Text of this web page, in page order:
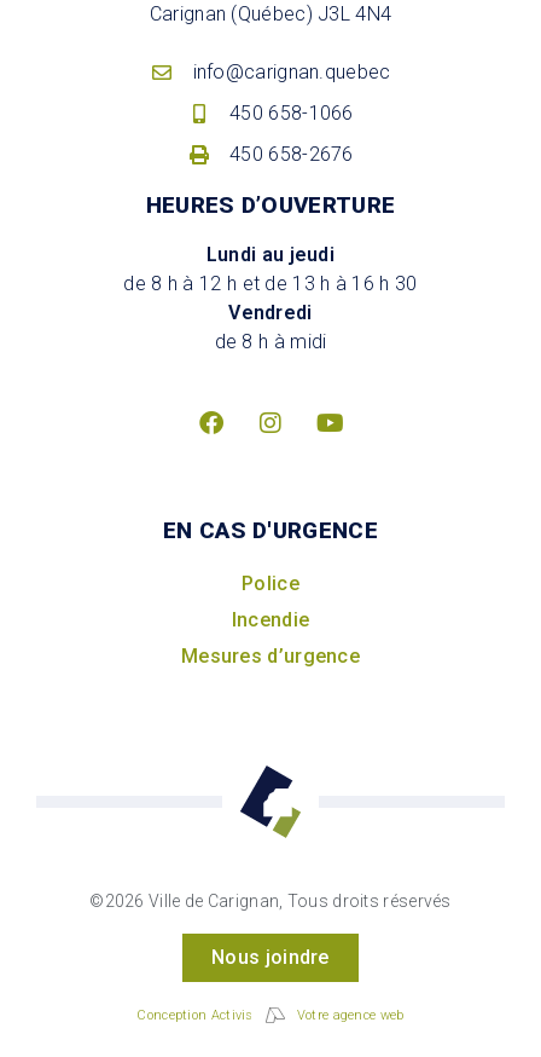
Carignan (Québec) J3L 4N4
info@carignan.quebec
450 658-1066
450 658-2676
HEURES D’OUVERTURE
Lundi au jeudi
de 8 h à 12 h et de 13 h à 16 h 30
Vendredi
de 8 h à midi
EN CAS D'URGENCE
Police
Incendie
Mesures d’urgence
©2026 Ville de Carignan, Tous droits réservés
Nous joindre
Conception Activis Votre agence web